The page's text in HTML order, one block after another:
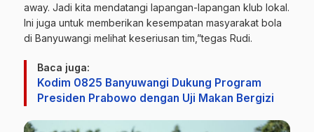
away. Jadi kita mendatangi lapangan-lapangan klub lokal.
Ini juga untuk memberikan kesempatan masyarakat bola
di Banyuwangi melihat keseriusan tim,”tegas Rudi.
Baca juga:
Kodim 0825 Banyuwangi Dukung Program
Presiden Prabowo dengan Uji Makan Bergizi